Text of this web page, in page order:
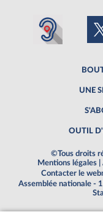
UNE
OUTIL
©Tous droits
Mentions légales
Contacter le
Assemblée nationale -